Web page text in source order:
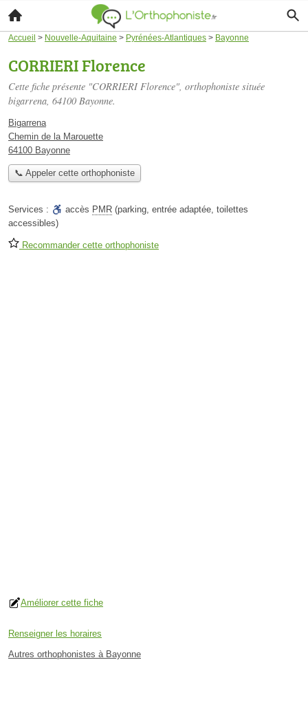
Accueil > Nouvelle-Aquitaine > Pyrénées-Atlantiques > Bayonne
CORRIERI Florence
Cette fiche présente "CORRIERI Florence", orthophoniste située
bigarrena, 64100 Bayonne.
Bigarrena
Chemin de la Marouette
64100 Bayonne
📞 Appeler cette orthophoniste
Services : accès PMR (parking, entrée adaptée, toilettes
accessibles)
Recommander cette orthophoniste
Améliorer cette fiche
Renseigner les horaires
Autres orthophonistes à Bayonne